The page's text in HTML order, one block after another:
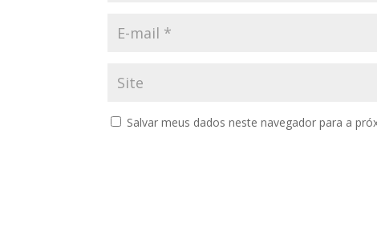
Salvar meus dados neste navegador para a